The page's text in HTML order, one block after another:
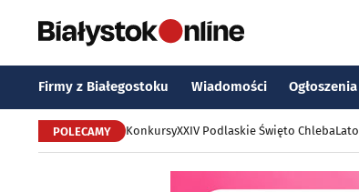
Firmy z Białegostoku Wiadomości Ogłoszenia
POLECAMY KonkursyXXIV Podlaskie Święto Chleba